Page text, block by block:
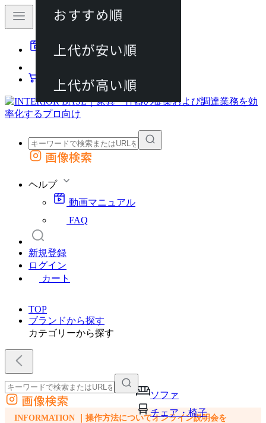
動画マニュアル
カート
外部サイトの商品をカートに追加
画像検索
ヘルプ
動画マニュアル
FAQ
新規登録
ログイン
カート
TOP
ブランドから探す
カテゴリーから探す
ソファ
チェア・椅子
外部サイトの商品をカートに追加
他のサイトで見つけた商品ページのURLを貼り付けて、カートに追加できます
画像検索
INFORMATION ｜操作方法についてオンライン説明会を
おすすめ順
上代が安い順
上代が高い順